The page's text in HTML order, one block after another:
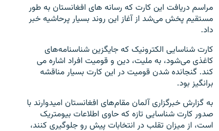
به ما بپیوندید
زبان‌های دیگر
مراسم دریافت این کارت که رسانه های افغانستان به طور
مستقیم پخش می‌شد از آغاز این روند بسیار پرحاشیه خبر
داد.
کارت شناسایی الکترونیک که جایگزین شناسنامه‌های
کاغذی می‌شود، به ملیت، دین و قومیت افراد اشاره می
کند. گنجانده شدن قومیت در این کارت بسیار مناقشه
برانگیز بود.
به گزارش خبرگزاری آلمان مقام‌های افغانستان امیدوارند با
صدور کارت شناسایی تازه که حاوی اطلاعات بیومتریک
است، از میزان تقلب در انتخابات پیش رو جلوگیری کنند،